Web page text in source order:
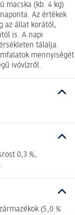
macska (kb. 4 kg)
Az értékek
az állat korától,
is. A napi
tálalja.
mennyiségét
ivóvízről.
0,3 %,
(5,0 %